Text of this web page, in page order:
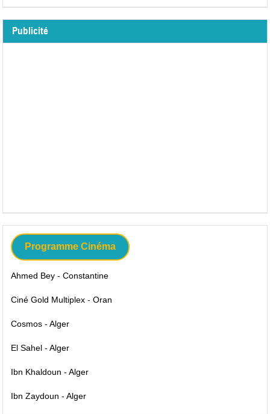
Publicité
Programme Cinéma
Ahmed Bey - Constantine
Ciné Gold Multiplex - Oran
Cosmos - Alger
El Sahel - Alger
Ibn Khaldoun - Alger
Ibn Zaydoun - Alger